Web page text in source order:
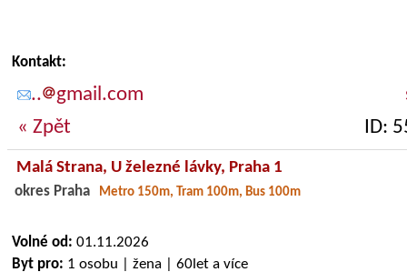
Kontakt:
.. gmail.com
« Zpět
ID:
Malá Strana, U železné lávky, Praha 1
okres Praha Metro 150m, Tram 100m, Bus 100m
Volné od: 01.11.2026
Byt pro: 1 osobu | žena | 60let a více